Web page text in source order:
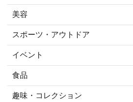
美容
スポーツ・アウトドア
イベント
食品
趣味・コレクション